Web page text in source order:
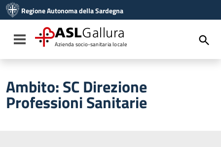
Vai al menu di navigazione
Vai al footer
Regione Autonoma della Sardegna
Toggle navigation
ASLGallura
Azienda socio-sanitaria locale
Ambito:SC Direzione
Professioni Sanitarie